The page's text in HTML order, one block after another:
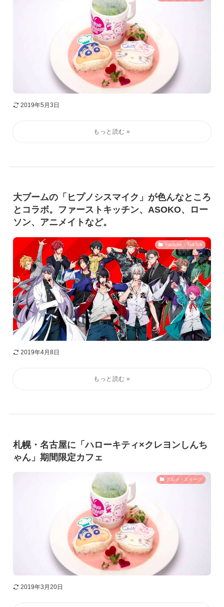
2019年5月3日
大ブームの「ヒプノシスマイク」が色んなところ
とコラボ。ファーストキッチン、ASOKO、ロー
ソン、アニメイトなど。
Youtube・TickTok
2019年4月8日
札幌・名古屋に「ハローキティ×クレヨンしんち
ゃん」期間限定カフェ
グルメ・スイーツ
2019年3月20日